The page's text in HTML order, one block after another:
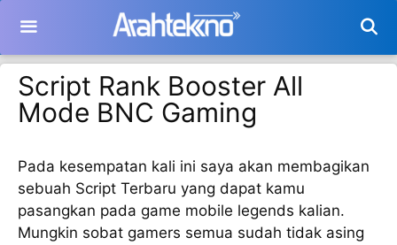
isi
Script Rank Booster All
Mode BNC Gaming
Pada kesempatan kali ini saya akan membagikan
sebuah Script Terbaru yang dapat kamu
pasangkan pada game mobile legends kalian.
Mungkin sobat gamers semua sudah tidak asing